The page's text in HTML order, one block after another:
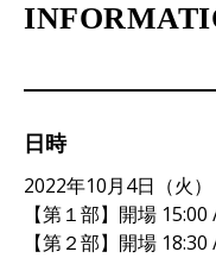
日時
2022年10月4日（火）
【第１部】開場
【第２部】開場